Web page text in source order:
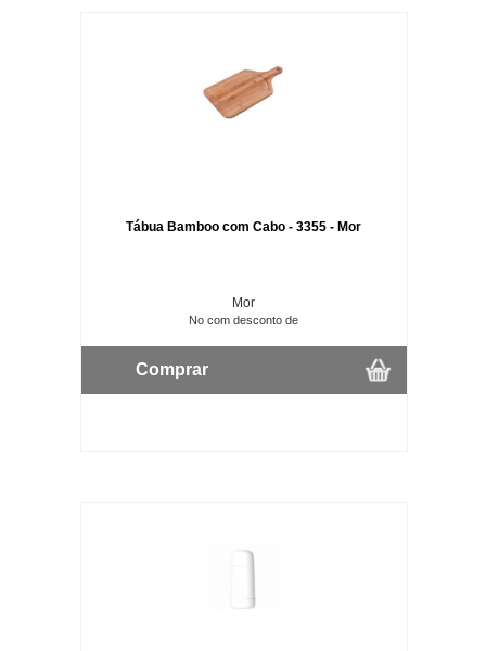
Tábua Bamboo com Cabo - 3355 - Mor
Mor
No com desconto de
Comprar